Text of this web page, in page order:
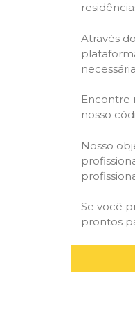
Através
Encontre
nosso
Nosso
Se você
prontos